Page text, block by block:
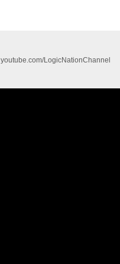
youtube.com/LogicNationChannel